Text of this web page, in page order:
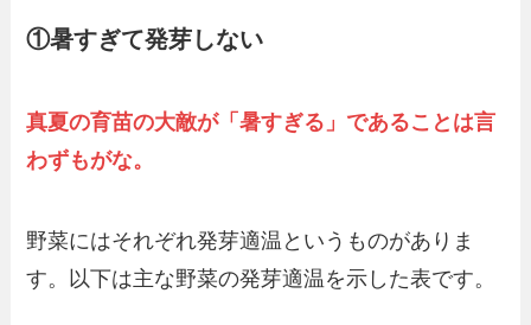
①暑すぎて発芽しない
真夏の育苗の大敵が「暑すぎる」であることは言
わずもがな。
野菜にはそれぞれ発芽適温というものがありま
す。以下は主な野菜の発芽適温を示した表です。